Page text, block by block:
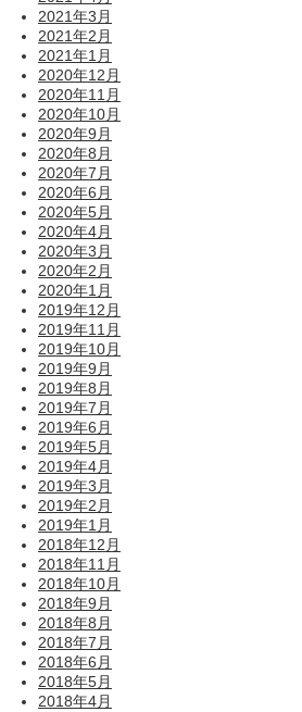
2021年3月
2021年2月
2021年1月
2020年12月
2020年11月
2020年10月
2020年9月
2020年8月
2020年7月
2020年6月
2020年5月
2020年4月
2020年3月
2020年2月
2020年1月
2019年12月
2019年11月
2019年10月
2019年9月
2019年8月
2019年7月
2019年6月
2019年5月
2019年4月
2019年3月
2019年2月
2019年1月
2018年12月
2018年11月
2018年10月
2018年9月
2018年8月
2018年7月
2018年6月
2018年5月
2018年4月